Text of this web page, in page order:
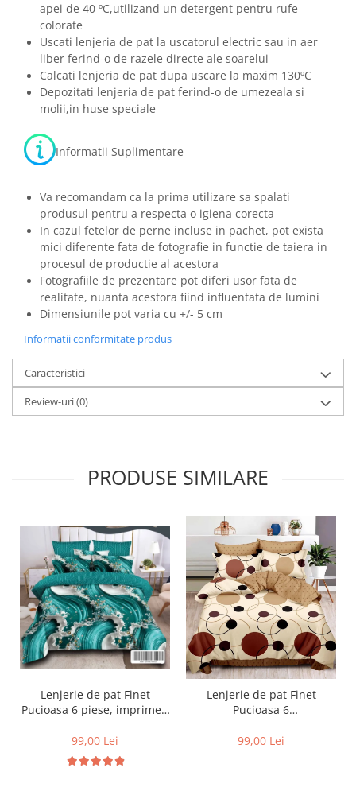
apei de 40 ºC,utilizand un detergent pentru rufe
colorate
Uscati lenjeria de pat la uscatorul electric sau in aer
liber ferind-o de razele directe ale soarelui
Calcati lenjeria de pat dupa uscare la maxim 130ºC
Depozitati lenjeria de pat ferind-o de umezeala si
molii,in huse speciale
Informatii Suplimentare
Va recomandam ca la prima utilizare sa spalati
produsul pentru a respecta o igiena corecta
In cazul fetelor de perne incluse in pachet, pot exista
mici diferente fata de fotografie in functie de taiera in
procesul de productie al acestora
Fotografiile de prezentare pot diferi usor fata de
realitate, nuanta acestora fiind influentata de lumini
Dimensiunile pot varia cu +/- 5 cm
Informatii conformitate produs
Caracteristici
Review-uri(0)
PRODUSE SIMILARE
Lenjerie de pat Finet
Pucioasa 6 piese, imprimeu
alb și auriu-R619
99,00 Lei
Lenjerie de pat Finet
Pucioasa 6
si buline-R369
99,00 Lei